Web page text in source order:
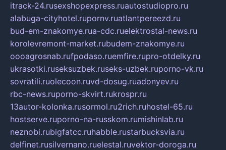
itrack-24.rusexshopexpress.ruautostudiopro.ru
alabuga-cityhotel.rupornv.ruatlantpereezd.ru
bud-em-znakomye.rua-cdc.ruelektrostal-news.ru
korolevremont-market.rubudem-znakomye.ru
oooagrosnab.rufpodaso.ruemfire.rupro-otdelky.ru
ukrasotki.ruseksuzbek.ruseks-uzbek.ruporno-vk.ru
sovratili.ruolecoon.ruvd-dosug.ruadonyev.ru
rbc-news.ruporno-skvirt.rukrospr.ru
13autor-kolonka.rusormol.ru2rich.ruhostel-65.ru
hostserve.ruporno-na-russkom.rumishinlab.ru
neznobi.rubigfatcc.ruhabble.rustarbucksvia.ru
delfinet.rusilvernano.ruelestal.ruvektor-doroga.ru